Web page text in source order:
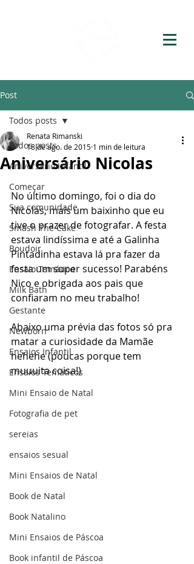
Post
Todos posts
Aniversário Infantil
Começar
Sua comunidade
Smash The Cake
Boudoir
Ensaio Temático
Milk Bath
Gestante
Newborn
Ensaios Infantil
Ensaios Temáticos
Mini Ensaio de Natal
Fotografia de pet
sereias
ensaios sesual
Mini Ensaios de Natal
Book de Natal
Book Natalino
Mini Ensaios de Páscoa
Book infantil de Páscoa
Todos posts
Aniversário Nicolas
Renata Rimanski
18 de ago. de 2015 1 min de leitura
No último domingo, foi o dia do
Nicolas, mais um baixinho que eu
tive o prazer de fotografar. A festa
estava lindíssima e até a Galinha
Pintadinha estava lá pra fazer da
festa um super sucesso! Parabéns
Nico e obrigada aos pais que
confiaram no meu trabalho!
Abaixo uma prévia das fotos só pra
matar a curiosidade da Mamãe
hehehe (poucas porque tem
muuuita coisa!)